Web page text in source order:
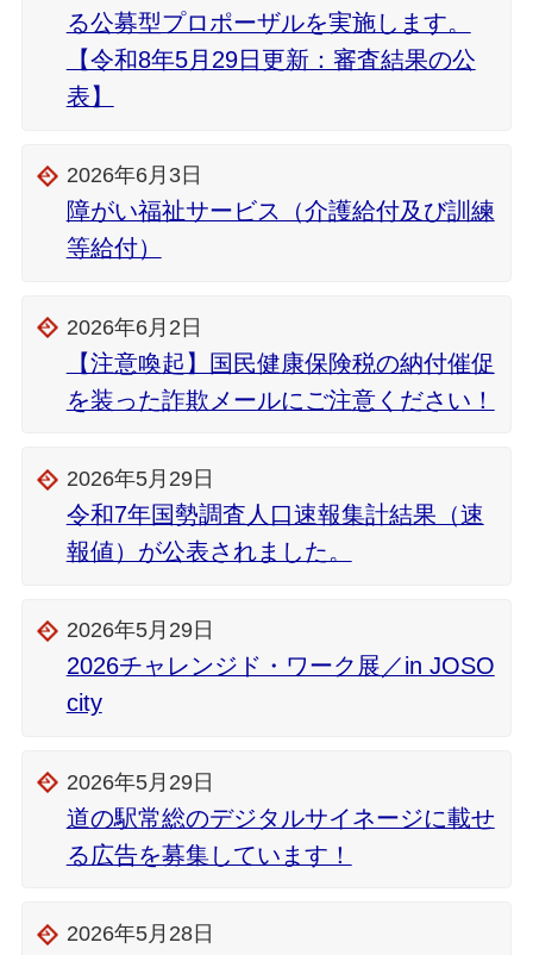
る公募型プロポーザルを実施します。
【令和8年5月29日更新：審査結果の公
表】
2026年6月3日
障がい福祉サービス（介護給付及び訓練
等給付）
2026年6月2日
【注意喚起】国民健康保険税の納付催促
を装った詐欺メールにご注意ください！
2026年5月29日
令和7年国勢調査人口速報集計結果（速
報値）が公表されました。
2026年5月29日
2026チャレンジド・ワーク展／in JOSO
city
2026年5月29日
道の駅常総のデジタルサイネージに載せ
る広告を募集しています！
2026年5月28日